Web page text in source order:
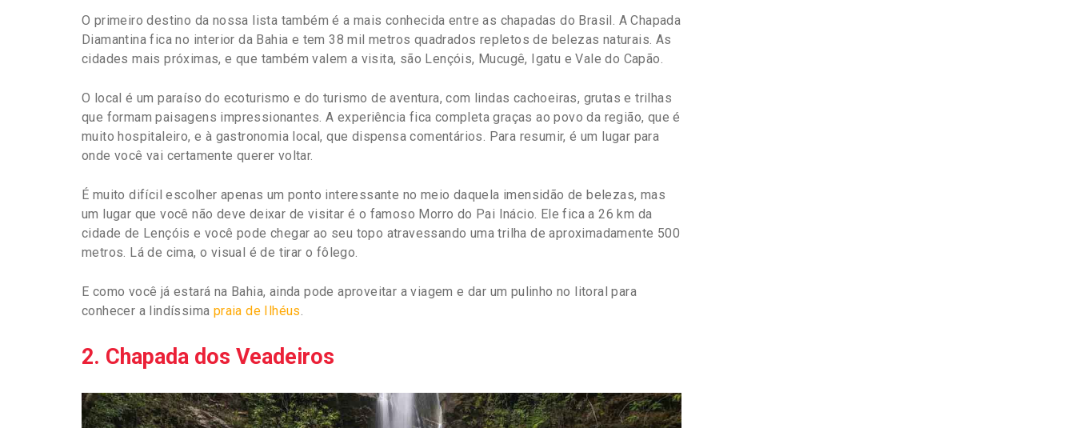
O primeiro destino da nossa lista também é a mais conhecida entre as chapadas do Brasil. A Chapada
Diamantina fica no interior da Bahia e tem 38 mil metros quadrados repletos de belezas naturais. As
cidades mais próximas, e que também valem a visita, são Lençóis, Mucugê, Igatu e Vale do Capão.
O local é um paraíso do ecoturismo e do turismo de aventura, com lindas cachoeiras, grutas e trilhas
que formam paisagens impressionantes. A experiência fica completa graças ao povo da região, que é
muito hospitaleiro, e à gastronomia local, que dispensa comentários. Para resumir, é um lugar para
onde você vai certamente querer voltar.
É muito difícil escolher apenas um ponto interessante no meio daquela imensidão de belezas, mas
um lugar que você não deve deixar de visitar é o famoso Morro do Pai Inácio. Ele fica a 26 km da
cidade de Lençóis e você pode chegar ao seu topo atravessando uma trilha de aproximadamente 500
metros. Lá de cima, o visual é de tirar o fôlego.
E como você já estará na Bahia, ainda pode aproveitar a viagem e dar um pulinho no litoral para
conhecer a lindíssima praia de Ilhéus.
2. Chapada dos Veadeiros